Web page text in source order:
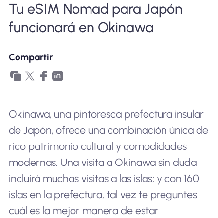
Usando una eSIM
Para negocios
Tu eSIM Nomad para Japón
funcionará en Okinawa
Compartir
Okinawa, una pintoresca prefectura insular
de Japón, ofrece una combinación única de
rico patrimonio cultural y comodidades
modernas. Una visita a Okinawa sin duda
incluirá muchas visitas a las islas; y con 160
islas en la prefectura, tal vez te preguntes
cuál es la mejor manera de estar